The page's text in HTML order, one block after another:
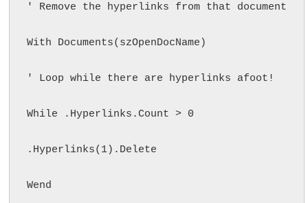
' Remove the hyperlinks from that document
With Documents(szOpenDocName)
' Loop while there are hyperlinks afoot!
While .Hyperlinks.Count > 0
.Hyperlinks(1).Delete
Wend